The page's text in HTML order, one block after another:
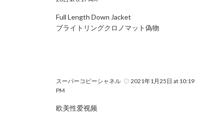
Full Length Down Jacket
ブライトリングクロノマット偽物
スーパーコピーシャネル
2021年1月25日 at 10:19
PM
欧美性爱视频